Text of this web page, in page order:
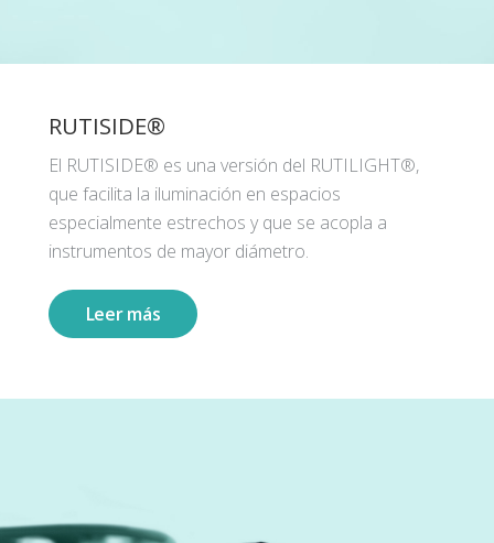
RUTISIDE®
El RUTISIDE® es una versión del RUTILIGHT®,
que facilita la iluminación en espacios
especialmente estrechos y que se acopla a
instrumentos de mayor diámetro.
Leer más